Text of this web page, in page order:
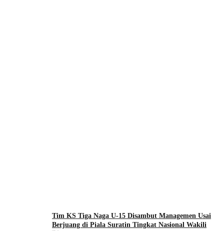
Tim KS Tiga Naga U-15 Disambut Managemen Usai
Berjuang di Piala Suratin Tingkat Nasional Wakili